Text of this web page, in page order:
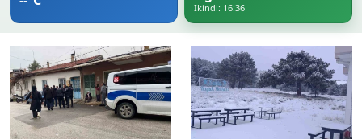
Ikindi: 16:36